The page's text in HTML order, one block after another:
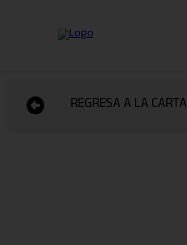
REGRESA A LA CARTA